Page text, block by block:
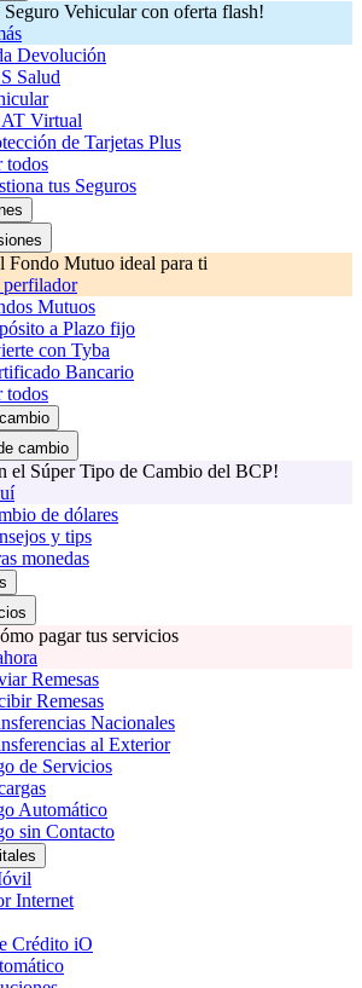
Seguro Vehicular con oferta flash!
Devolución
Salud
Virtual
de Tarjetas Plus
todos
tus Seguros
Fondo Mutuo ideal para ti
perfilador
Mutuos
a Plazo fijo
con Tyba
Bancario
todos
cambio
el Súper Tipo de Cambio del BCP!
de dólares
y tips
monedas
pagar tus servicios
Remesas
Remesas
Nacionales
al Exterior
de Servicios
Automático
sin Contacto
Internet
Crédito iO